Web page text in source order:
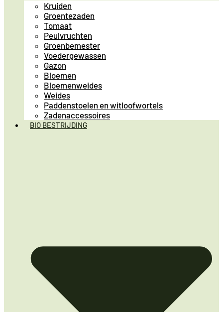
Kruiden
Groentezaden
Tomaat
Peulvruchten
Groenbemester
Voedergewassen
Gazon
Bloemen
Bloemenweides
Weides
Paddenstoelen en witloofwortels
Zadenaccessoires
BIO BESTRIJDING